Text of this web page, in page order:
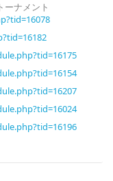
ナメント